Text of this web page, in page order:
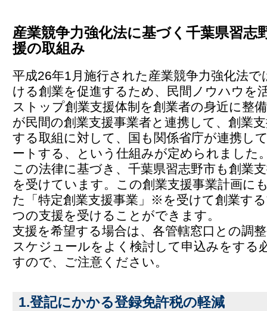
産業競争力強化法に基づく千葉県習志
援の取組み
平成26年1月施行された産業競争力強化法で
ける創業を促進するため、民間ノウハウを
ストップ創業支援体制を創業者の身近に整
が民間の創業支援事業者と連携して、創業
する取組に対して、国も関係省庁が連携し
ートする、という仕組みが定められました
この法律に基づき、千葉県習志野市も創業
を受けています。この創業支援事業計画に
た「特定創業支援事業」※を受けて創業す
つの支援を受けることができます。
支援を希望する場合は、各管轄窓口との調
スケジュールをよく検討して申込みをする
すので、ご注意ください。
1.登記にかかる登録免許税の軽減